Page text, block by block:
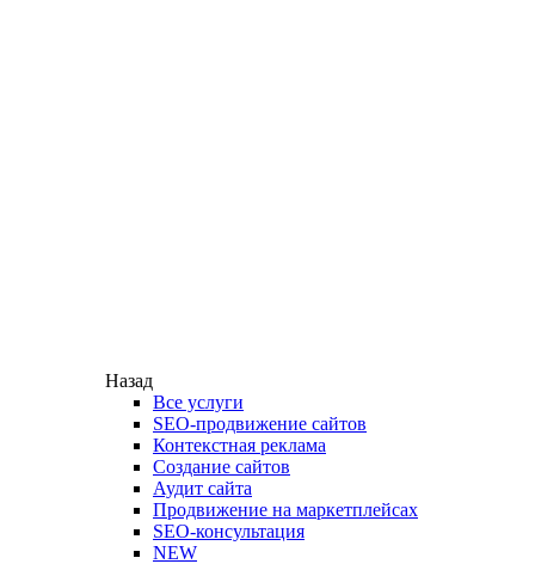
Назад
Все услуги
SEO-продвижение сайтов
Контекстная реклама
Создание сайтов
Аудит сайта
Продвижение на маркетплейсах
SEO-консультация
NEW